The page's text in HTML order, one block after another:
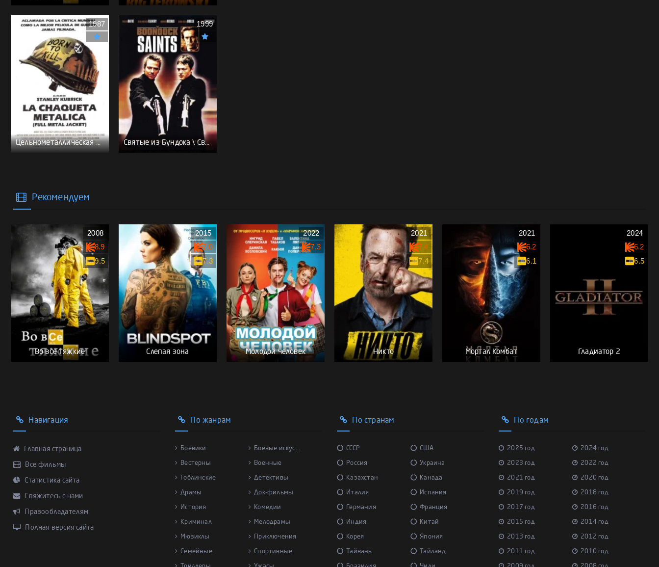
Цельнометаллическая оболочка - (Перевод Гоблина)
1987
Святые из Бундока \ Святые из трущоб - (Перевод Гоблина)
1999
Рекомендуем
Во все тяжкие
2008
8.9
9.5
Слепая зона
2015
7.0
7.3
Молодой человек
2022
7.3
Никто
2021
7.4
7.4
Мортал Комбат
2021
6.2
6.1
Гладиатор 2
2024
6.2
6.5
Навигация
Главная страница
Все фильмы
Статистика сайта
Свяжитесь с нами
Правообладателям
Полная версия сайта
По жанрам
Боевики Боевые искус...
Вестерны Военные
Гоблинские Детективы
Драмы Док-фильмы
История Комедии
Криминал Мелодрамы
Мюзиклы Приключения
Семейные Спортивные
По странам
СССР США
Россия Украина
Казахстан Канада
Италия Испания
Германия Франция
Индия Китай
Корея Япония
Тайвань Тайланд
По годам
2025 год 2024 год
2023 год 2022 год
2021 год 2020 год
2019 год 2018 год
2017 год 2016 год
2015 год 2014 год
2013 год 2012 год
2011 год 2010 год